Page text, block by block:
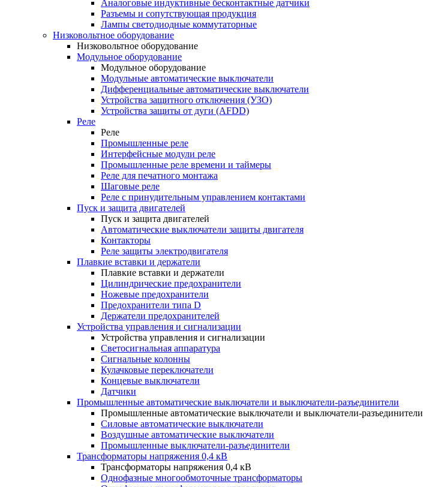
Аналоговые индуктивные бесконтактные датчики
Разъемы и сопутствующая продукция
Лампы светодиодные коммутаторные
Низковольтное оборудование
Низковольтное оборудование
Модульное оборудование
Модульное оборудование
Модульные автоматические выключатели
Дифференциальные автоматические выключатели
Устройства защитного отключения (УЗО)
Устройства защиты от дуги (AFDD)
Реле
Реле
Промышленные реле
Интерфейсные модули реле
Промышленные реле времени и таймеры
Реле для печатного монтажа
Шаговые реле
Реле с принудительным управлением контактами
Пуск и защита двигателей
Пуск и защита двигателей
Автоматические выключатели защиты двигателя
Контакторы
Реле защиты электродвигателя
Плавкие вставки и держатели
Плавкие вставки и держатели
Цилиндрические предохранители
Ножевые предохранители
Предохранители типа D
Держатели предохранителей
Устройства управления и сигнализации
Устройства управления и сигнализации
Светосигнальная аппаратура
Сигнальные колонны
Кулачковые переключатели
Концевые выключатели
Датчики
Промышленные автоматические выключатели и выключатели-разъединители
Промышленные автоматические выключатели и выключатели-разъединители
Силовые автоматические выключатели
Воздушные автоматические выключатели
Промышленные выключатели-разъединители
Трансформаторы напряжения 0,4 кВ
Трансформаторы напряжения 0,4 кВ
Однофазные многообмоточные трансформаторы